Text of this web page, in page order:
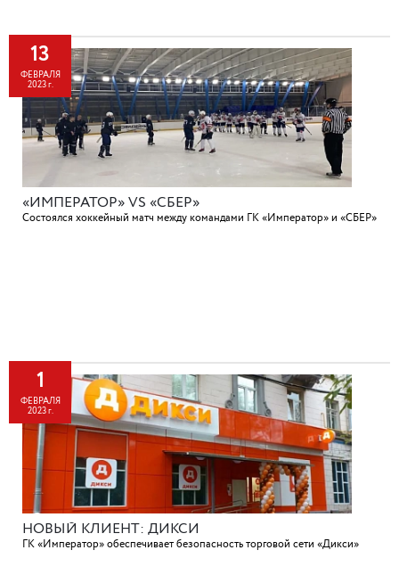
13
ФЕВРАЛЯ
2023 г.
«ИМПЕРАТОР» VS «СБЕР»
Состоялся хоккейный матч между командами ГК «Император» и «СБЕР»
1
ФЕВРАЛЯ
2023 г.
НОВЫЙ КЛИЕНТ: ДИКСИ
ГК «Император» обеспечивает безопасность торговой сети «Дикси»